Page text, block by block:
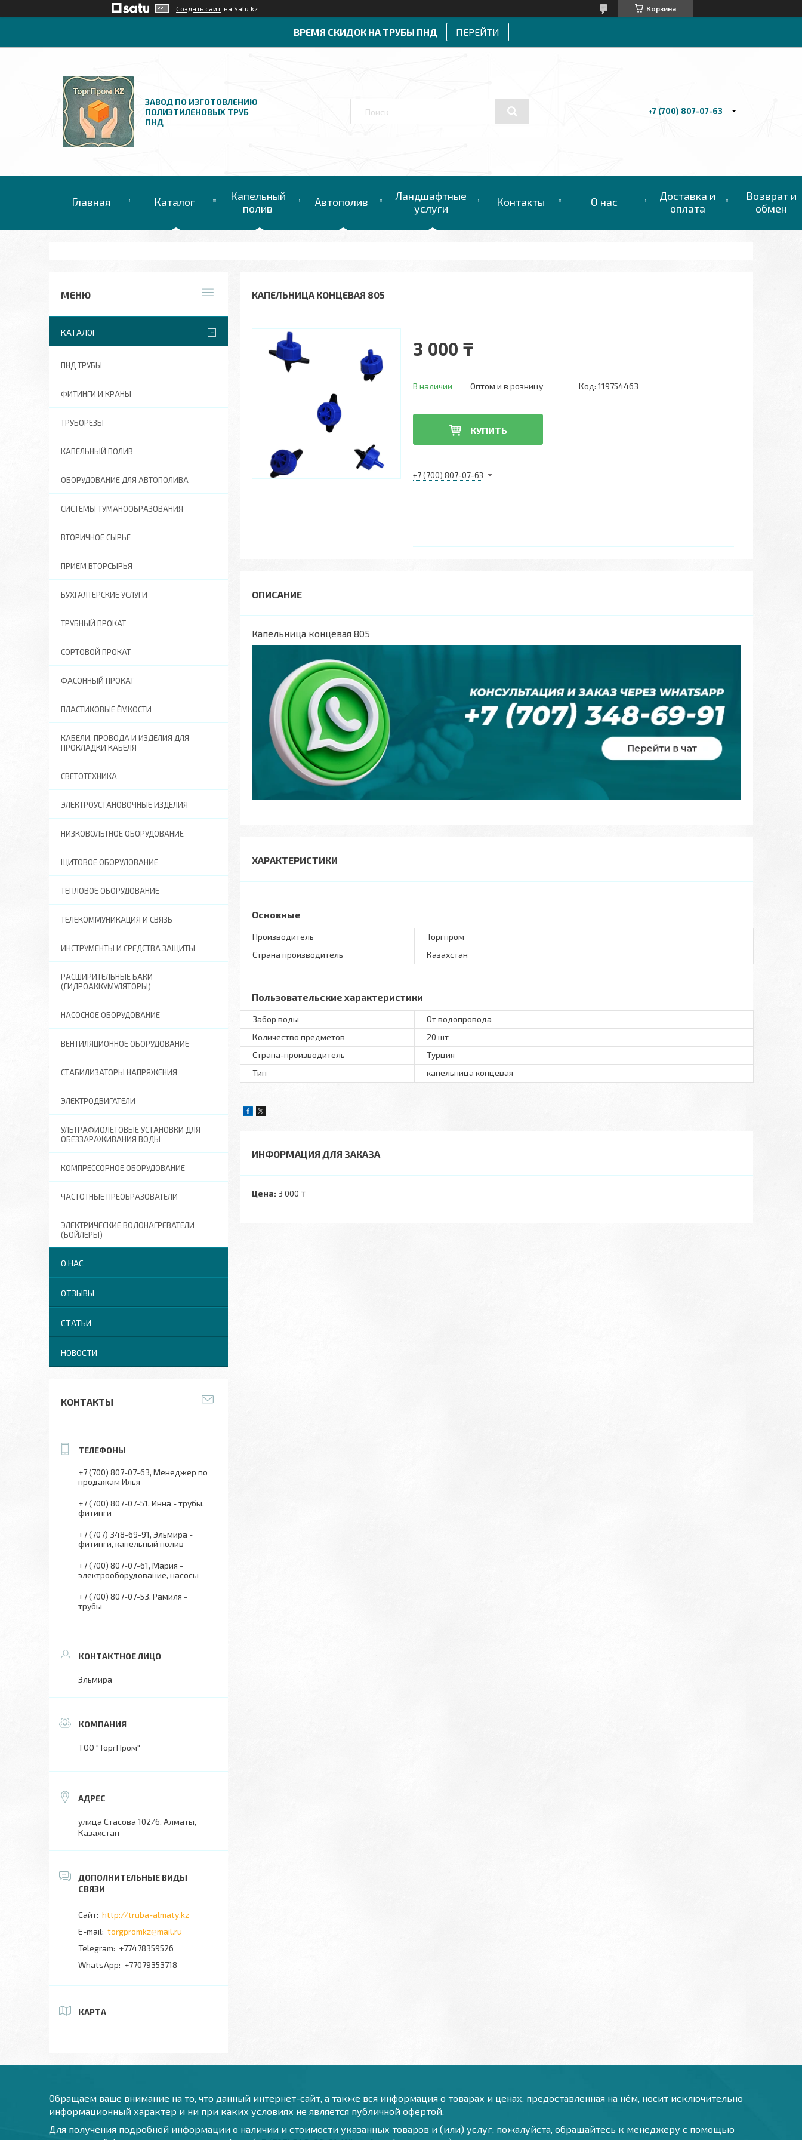
Создать сайт на Satu.kz Корзина
ВРЕМЯ СКИДОК НА ТРУБЫ ПНД ПЕРЕЙТИ
ЗАВОД ПО ИЗГОТОВЛЕНИЮ
ПОЛИЭТИЛЕНОВЫХ ТРУБ
ПНД
+7 (700) 807-07-63
Главная Каталог
Капельный
полив
Автополив
Ландшафтные
услуги
Контакты О нас
Доставка и
оплата
Возврат и
обмен
КАПЕЛЬНИЦА КОНЦЕВАЯ 805
3 000 ₸
В наличии Оптом и в розницу Код: 119754463
КУПИТЬ
+7 (700) 807-07-63
Капельница концевая 805
ХАРАКТЕРИСТИКИ
Основные
Производитель
Торгпром
Страна производитель
Казахстан
Пользовательские характеристики
Забор воды
От водопровода
Количество предметов
20 шт
Страна-производитель
Турция
Тип
капельница концевая
ИНФОРМАЦИЯ ДЛЯ ЗАКАЗА
Цена: 3 000 ₸
КАТАЛОГ
ПНД ТРУБЫ
ФИТИНГИ И КРАНЫ
ТРУБОРЕЗЫ
КАПЕЛЬНЫЙ ПОЛИВ
ОБОРУДОВАНИЕ ДЛЯ АВТОПОЛИВА
СИСТЕМЫ ТУМАНООБРАЗОВАНИЯ
ВТОРИЧНОЕ СЫРЬЕ
ПРИЕМ ВТОРСЫРЬЯ
БУХГАЛТЕРСКИЕ УСЛУГИ
ТРУБНЫЙ ПРОКАТ
СОРТОВОЙ ПРОКАТ
ФАСОННЫЙ ПРОКАТ
ПЛАСТИКОВЫЕ ЁМКОСТИ
КАБЕЛИ, ПРОВОДА И ИЗДЕЛИЯ ДЛЯ
ПРОКЛАДКИ КАБЕЛЯ
СВЕТОТЕХНИКА
ЭЛЕКТРОУСТАНОВОЧНЫЕ ИЗДЕЛИЯ
НИЗКОВОЛЬТНОЕ ОБОРУДОВАНИЕ
ЩИТОВОЕ ОБОРУДОВАНИЕ
ТЕПЛОВОЕ ОБОРУДОВАНИЕ
ТЕЛЕКОММУНИКАЦИЯ И СВЯЗЬ
ИНСТРУМЕНТЫ И СРЕДСТВА ЗАЩИТЫ
РАСШИРИТЕЛЬНЫЕ БАКИ
(ГИДРОАККУМУЛЯТОРЫ)
НАСОСНОЕ ОБОРУДОВАНИЕ
ВЕНТИЛЯЦИОННОЕ ОБОРУДОВАНИЕ
СТАБИЛИЗАТОРЫ НАПРЯЖЕНИЯ
ЭЛЕКТРОДВИГАТЕЛИ
УЛЬТРАФИОЛЕТОВЫЕ УСТАНОВКИ ДЛЯ
ОБЕЗЗАРАЖИВАНИЯ ВОДЫ
КОМПРЕССОРНОЕ ОБОРУДОВАНИЕ
ЧАСТОТНЫЕ ПРЕОБРАЗОВАТЕЛИ
ЭЛЕКТРИЧЕСКИЕ ВОДОНАГРЕВАТЕЛИ
(БОЙЛЕРЫ)
О НАС
ОТЗЫВЫ
СТАТЬИ
НОВОСТИ
КОНТАКТЫ
+7 (700) 807-07-63 Менеджер по
продажам Илья
+7 (700) 807-07-51 Инна - трубы,
фитинги
+7 (707) 348-69-91 Эльмира -
фитинги, капельный полив
+7 (700) 807-07-61 Мария -
электрооборудование, насосы
+7 (700) 807-07-53 Рамиля -
трубы
Эльмира
ТОО "ТоргПром"
улица Стасова 102/6, Алматы,
Казахстан
http://truba-almaty.kz
torgpromkz@mail.ru
+77478359526
+77079353718
КАРТА
Обращаем ваше внимание на то, что данный интернет-сайт, а также вся информация о товарах и ценах, предоставленная на нём, носит исключительно
информационный характер и ни при каких условиях не является публичной офертой.
Для получения подробной информации о наличии и стоимости указанных товаров и (или) услуг, пожалуйста, обращайтесь к менеджеру с помощью